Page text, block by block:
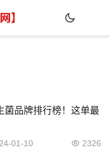
菌品牌排行榜！这单最
01-10 2326